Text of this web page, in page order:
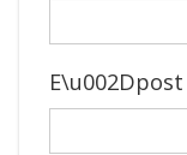
E\u002Dpost